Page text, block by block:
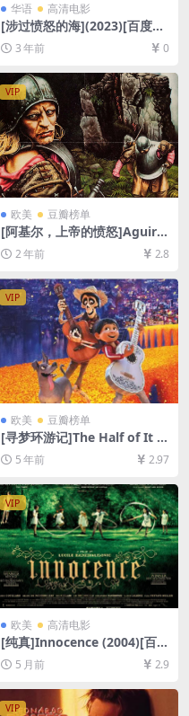
华语 高清电影
[涉过愤怒的海](2023)[百度网
盘+夸克网盘4K超清资源][网
盘在线播放/下载][MKV/5GB]
[中英字幕]
3 年前 0
VIP
欧美 豆瓣榜单
[阿基尔，上帝的愤怒]Aguirr
e, der Zorn Gottes (1972)
[百度网盘+夸克网盘1080P超
清未删减资源][网盘在线播放/
下载][MP4/6.6GB][中文字幕]
2 年前 2.8
VIP
欧美 豆瓣榜单
[寻梦环游记]The Half of It (2
020)[百度网盘+迅雷云盘资源
1080P超清未删减][MP4/6.9G
5 年前 2.97
VIP
欧美 高清电影
[纯真]Innocence (2004)[百度
网盘+夸克网盘1080P超清未
删减资源][网盘在线播放/下
载][MP4/7.7GB][中文字幕]
5 月前 2.9
VIP